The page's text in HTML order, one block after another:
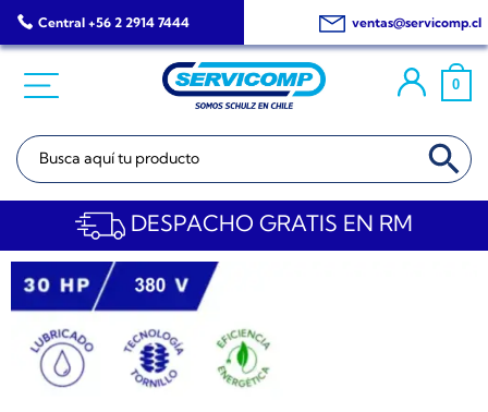
Saltar
al
Central +56 2 2914 7444 ventas@servicomp.cl
0
Buscar: BOTÓN DE
DESPACHO GRATIS EN RM